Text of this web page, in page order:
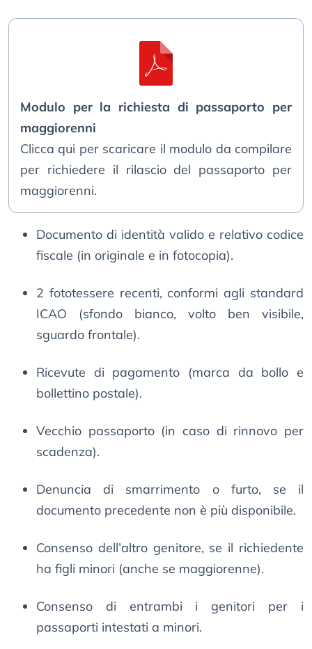
Modulo per la richiesta di passaporto per
maggiorenni
Clicca qui per scaricare il modulo da compilare
per richiedere il rilascio del passaporto per
maggiorenni.
Documento di identità valido e relativo codice
fiscale (in originale e in fotocopia).
2 fototessere recenti, conformi agli standard
ICAO (sfondo bianco, volto ben visibile,
sguardo frontale).
Ricevute di pagamento (marca da bollo e
bollettino postale).
Vecchio passaporto (in caso di rinnovo per
scadenza).
Denuncia di smarrimento o furto, se il
documento precedente non è più disponibile.
Consenso dell’altro genitore, se il richiedente
ha figli minori (anche se maggiorenne).
Consenso di entrambi i genitori per i
passaporti intestati a minori.